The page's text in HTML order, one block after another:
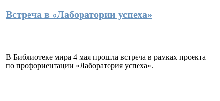
Встреча в «Лаборатории успеха»
В Библиотеке мира 4 мая прошла встреча в рамках проекта
по профориентации «Лаборатория успеха».